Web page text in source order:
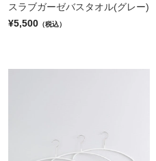
スラブガーゼバスタオル(グレー)
¥5,500 （税込）